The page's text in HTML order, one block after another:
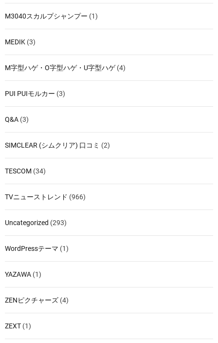
M3040スカルプシャンプー (1)
MEDIK (3)
M字型ハゲ・O字型ハゲ・U字型ハゲ(4)
PUI PUIモルカー (3)
Q&A (3)
SIMCLEAR (シムクリア) 口コミ (2)
TESCOM (34)
TVニューストレンド (966)
Uncategorized (293)
WordPressテーマ (1)
YAZAWA (1)
ZENピクチャーズ (4)
ZEXT (1)